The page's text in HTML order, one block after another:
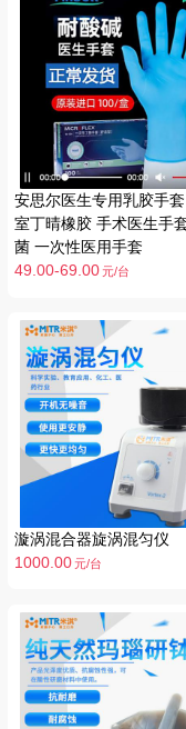
安思尔医生专用乳胶手
室丁晴橡胶 手术医生手
菌 一次性医用手套
49.00-69.00 元/台
漩涡混合器旋涡混匀仪
1000.00 元/台